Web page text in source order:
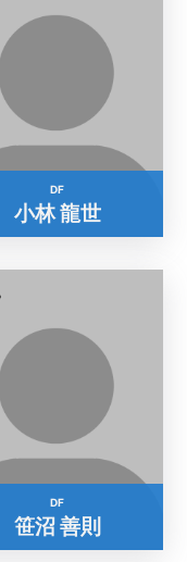
DF
小林 龍世
DF
笹沼 善則